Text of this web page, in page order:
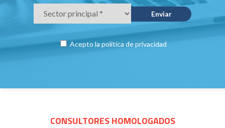
Acepto la política de privacidad
CONSULTORES HOMOLOGADOS